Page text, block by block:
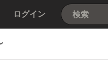
ログイン